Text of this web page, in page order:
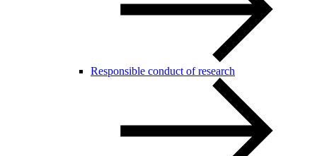
Responsible conduct of research